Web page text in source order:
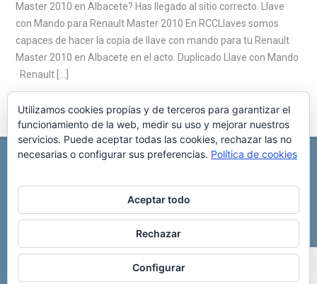
Master 2010 en Albacete? Has llegado al sitio correcto. Llave
con Mando para Renault Master 2010 En RCCLlaves somos
capaces de hacer la copia de llave con mando para tu Renault
Master 2010 en Albacete en el acto. Duplicado Llave con Mando
· Renault […]
REPARACIÓN CENTRALITA DE COCHE
C/ Virgen del pilar, 6 ,
Copyright © 2025 Reparación Centralita De Coche
Utilizamos cookies propias y de terceros para garantizar el
funcionamiento de la web, medir su uso y mejorar nuestros
servicios. Puede aceptar todas las cookies, rechazar las no
necesarias o configurar sus preferencias. Política de cookies
Aceptar todo
Rechazar
Configurar